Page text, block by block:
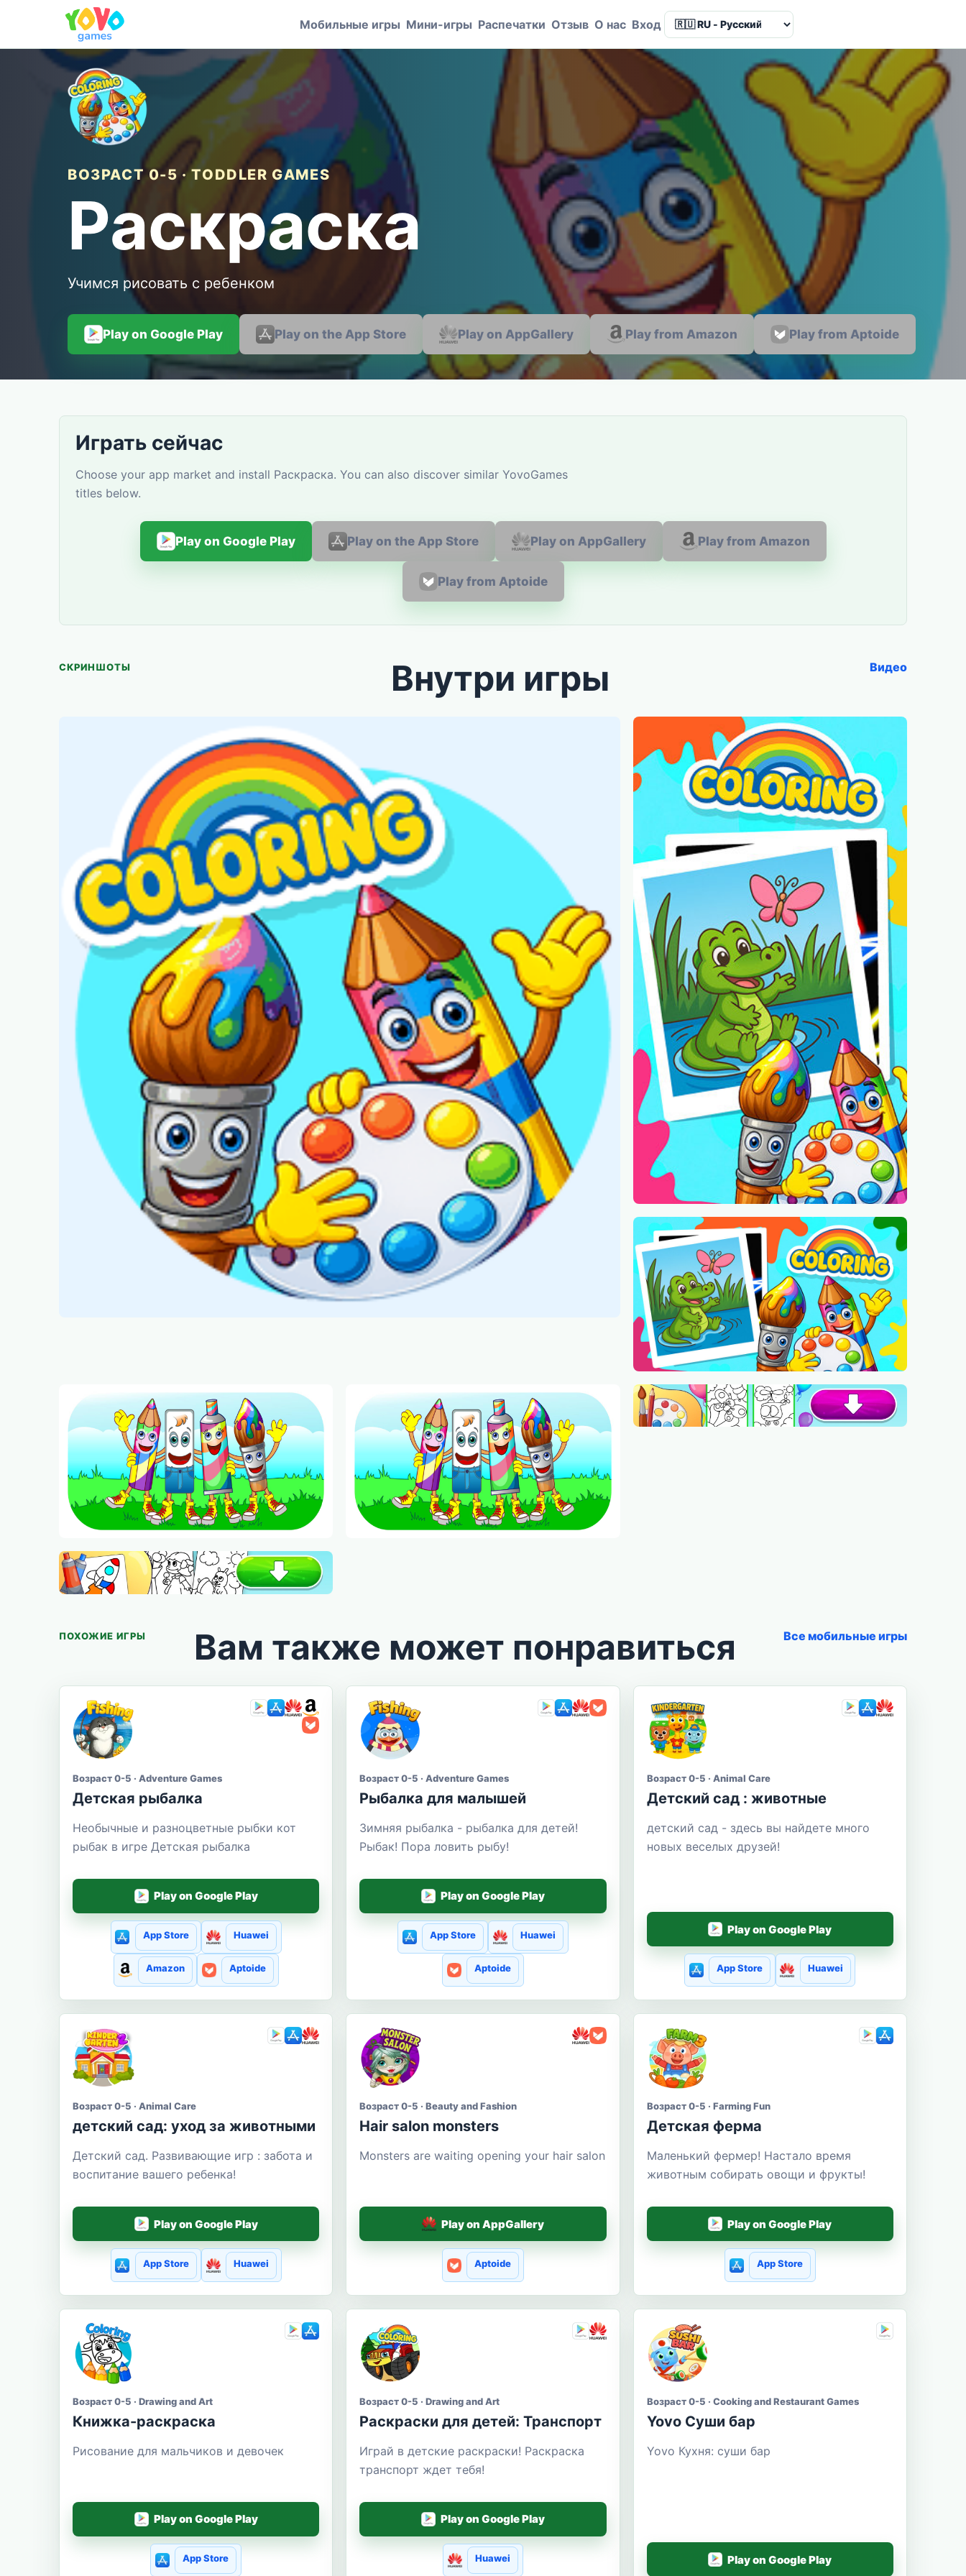
Мобильные игры Мини-игры Распечатки Отзыв О нас Вход Language
ВОЗРАСТ 0-5 · TODDLER GAMES
Раскраска
Учимся рисовать с ребенком
Play on Google Play Play on the App Store Play on AppGallery Play from Amazon Play from Aptoide
Играть сейчас
Choose your app market and install Раскраска. You can also discover similar YovoGames
titles below.
Play on Google Play Play on the App Store Play on AppGallery Play from Amazon
Play from Aptoide
СКРИНШОТЫ Внутри игры Видео
ПОХОЖИЕ ИГРЫ Вам также может понравиться Все мобильные игры
Возраст 0-5 · Adventure Games
Детская рыбалка
Необычные и разноцветные рыбки кот
рыбак в игре Детская рыбалка
Play on Google Play
App Store Huawei
Amazon Aptoide
Возраст 0-5 · Adventure Games
Рыбалка для малышей
Зимняя рыбалка - рыбалка для детей!
Рыбак! Пора ловить рыбу!
Play on Google Play
App Store Huawei
Aptoide
Возраст 0-5 · Animal Care
Детский сад : животные
детский сад - здесь вы найдете много
новых веселых друзей!
Play on Google Play
App Store Huawei
Возраст 0-5 · Animal Care
детский сад: уход за животными
Детский сад. Развивающие игр : забота и
воспитание вашего ребенка!
Play on Google Play
App Store Huawei
Возраст 0-5 · Beauty and Fashion
Hair salon monsters
Monsters are waiting opening your hair salon
Play on AppGallery
Aptoide
Возраст 0-5 · Farming Fun
Детская ферма
Маленький фермер! Настало время
животным собирать овощи и фрукты!
Play on Google Play
App Store
Возраст 0-5 · Drawing and Art
Книжка-раскраска
Рисование для мальчиков и девочек
Play on Google Play
App Store
Возраст 0-5 · Drawing and Art
Раскраски для детей: Транспорт
Играй в детские раскраски! Раскраска
транспорт ждет тебя!
Play on Google Play
Huawei
Возраст 0-5 · Cooking and Restaurant Games
Yovo Суши бар
Yovo Кухня: суши бар
Play on Google Play